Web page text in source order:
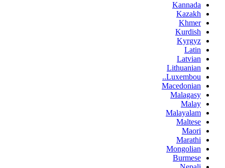
Kannada
Kazakh
Khmer
Kurdish
Kyrgyz
Latin
Latvian
Lithuanian
Luxembou..
Macedonian
Malagasy
Malay
Malayalam
Maltese
Maori
Marathi
Mongolian
Burmese